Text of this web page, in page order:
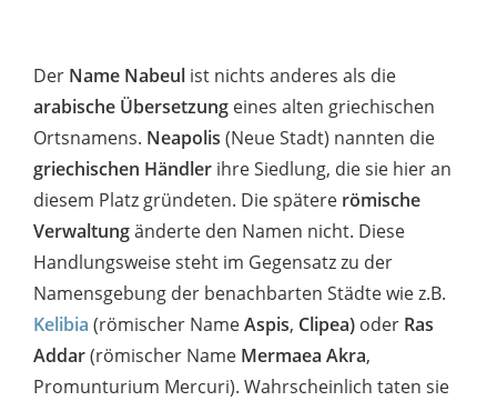
Der Name Nabeul ist nichts anderes als die
arabische Übersetzung eines alten griechischen
Ortsnamens. Neapolis (Neue Stadt) nannten die
griechischen Händler ihre Siedlung, die sie hier an
diesem Platz gründeten. Die spätere römische
Verwaltungänderte den Namen nicht. Diese
Handlungsweise steht im Gegensatz zu der
Namensgebung der benachbarten Städte wie z.B.
Kelibia (römischer NameAspis, Clipea) oder Ras
Addar(römischer Name Mermaea Akra,
Promunturium Mercuri). Wahrscheinlich taten sie